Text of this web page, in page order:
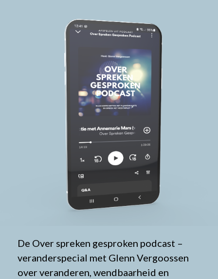
De Over spreken gesproken podcast –
veranderspecial met Glenn Vergoossen
over veranderen, wendbaarheid en